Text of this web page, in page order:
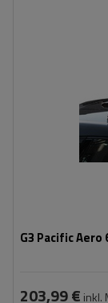
G3 Pacific
203,99 € inkl.